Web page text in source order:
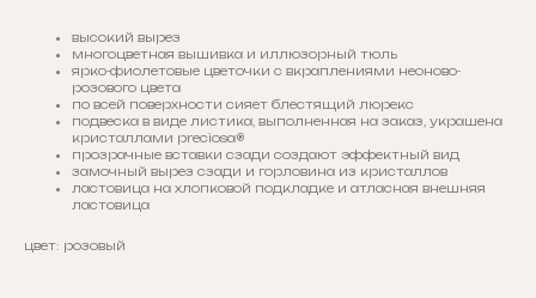
высокий вырез
многоцветная вышивка и иллюзорный тюль
ярко-фиолетовые цветочки с вкраплениями неоново-
розового цвета
по всей поверхности сияет блестящий люрекс
подвеска в виде листика, выполненная на заказ, украшена
кристаллами preciosa®
прозрачные вставки сзади создают эффектный вид
замочный вырез сзади и горловина из кристаллов
ластовица на хлопковой подкладке и атласная внешняя
ластовица
цвет: розовый